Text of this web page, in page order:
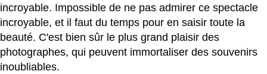
incroyable. Impossible de ne pas admirer ce spectacle
incroyable, et il faut du temps pour en saisir toute la
beauté. C'est bien sûr le plus grand plaisir des
photographes, qui peuvent immortaliser des souvenirs
inoubliables.